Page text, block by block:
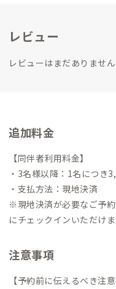
ることで、新しい流れを生
ドキュメンタリー映画『
点「Atle DELTA」の運営
4階には私たちのオフィス
ます。施設内で見かけた
ら嬉しいです。
レビュー
レビューはまだありません
追加料金
【同伴者利用料金】
・3名様以降：1名につき
・支払方法：現地決済
※現地決済が必要なご予
にチェックインいただけ
注意事項
【予約前に伝えるべき注意